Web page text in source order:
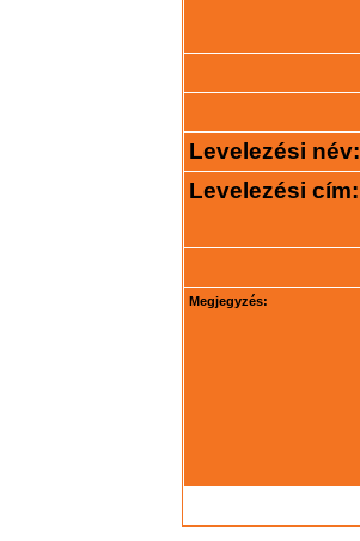
Levelezési név:
Levelezési cím:
Megjegyzés: